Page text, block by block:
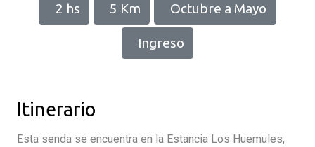
2 hs 5 Km Octubre a Mayo
Ingreso
Itinerario
Esta senda se encuentra en la Estancia Los Huemules,